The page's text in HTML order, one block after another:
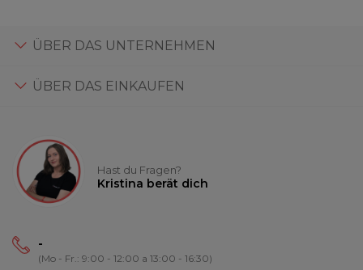
ÜBER DAS UNTERNEHMEN
ÜBER DAS EINKAUFEN
Hast du Fragen?
Kristina berät dich
-
(Mo - Fr.: 9:00 - 12:00 a 13:00 - 16:30)